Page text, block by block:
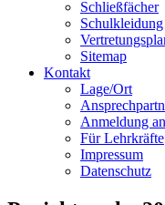
Schließfächer
Schulkleidung
Sitemap
Kontakt
Lage/Ort
Anmeldung
Für Lehrkräfte
Impressum
Datenschutz